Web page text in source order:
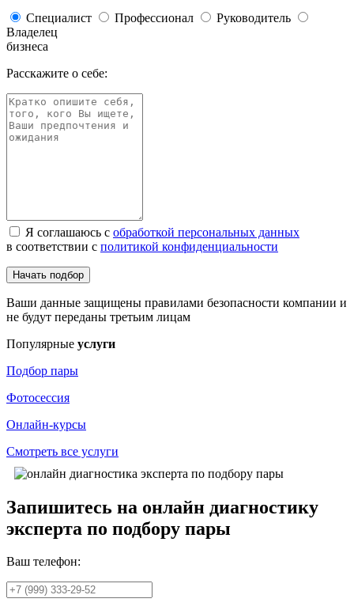
Специалист Профессионал
Руководитель
Владелец
бизнеса
Расскажите о себе:
Я соглашаюсь с обработкой персональных данных
в соответствии с политикой конфиденциальности
Начать подбор
Ваши данные защищены правилами безопасности компании и
не будут переданы третьим лицам
Популярные услуги
Подбор пары
Фотосессия
Онлайн-курсы
Смотреть все услуги
Запишитесь на онлайн диагностику
эксперта по подбору пары
Ваш телефон: